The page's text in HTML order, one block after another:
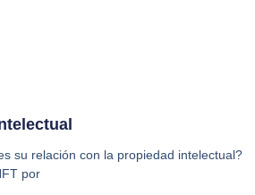
su relación con la propiedad intelectual?
por